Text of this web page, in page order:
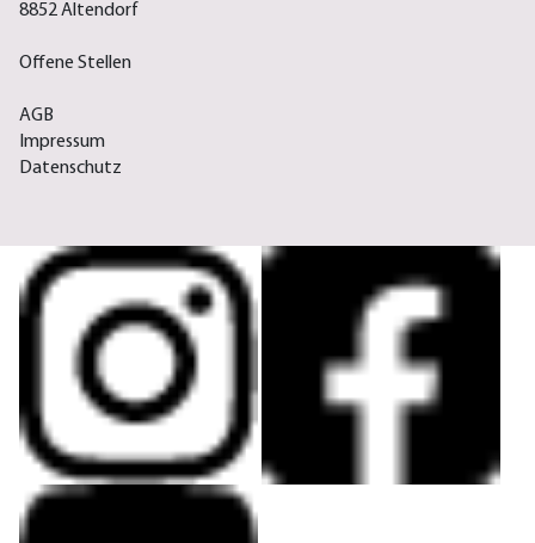
8852 Altendorf
Offene Stellen
AGB
Impressum
Datenschutz